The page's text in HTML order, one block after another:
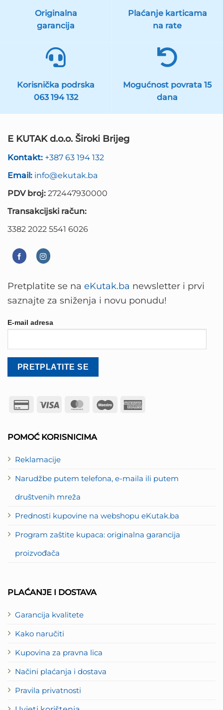
Originalna
garancija
Plaćanje karticama
na rate
Korisnička podrska
063 194 132
Mogućnost povrata 15
dana
E KUTAK d.o.o. Široki Brijeg
Kontakt: +387 63 194 132
Email: info@ekutak.ba
PDV broj: 272447930000
Transakcijski račun:
3382 2022 5541 6026
POMOĆ KORISNICIMA
Reklamacije
Narudžbe putem telefona, e-maila ili putem
društvenih mreža
Prednosti kupovine na webshopu eKutak.ba
Program zaštite kupaca: originalna garancija
proizvođača
PLAĆANJE I DOSTAVA
Garancija kvalitete
Kako naručiti
Kupovina za pravna lica
Načini plaćanja i dostava
Pravila privatnosti
Pretplatite se na eKutak.ba newsletter i prvi
saznajte za sniženja i novu ponudu!
E-mail adresa
Credit
Visa MasterCard
Maestro